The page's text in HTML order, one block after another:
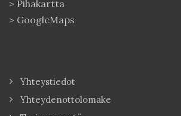
> Pihakartta
> GoogleMaps
Yhteystiedot
Yhteydenottolomake